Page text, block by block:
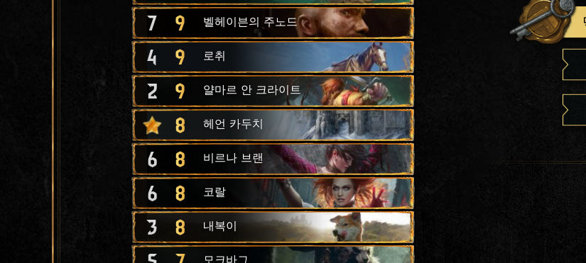
7 9 벨헤이븐의 주노드
4 9 로취
2 9 얄마르 안 크라이트
8 헤언 카두치
6 8 비르나 브랜
6 8 코랄
3 8 내복이
모크바그